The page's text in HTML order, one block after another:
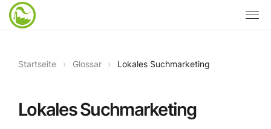
Startseite › Glossar › Lokales Suchmarketing
Lokales Suchmarketing